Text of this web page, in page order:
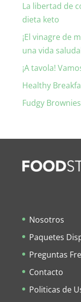
La libertad de
dieta keto
¡El vinagre de
una vida
¡A tavola!
Healthy
Fudgy
Nosotros
Paquetes
Preguntas
Contacto
Politicas de